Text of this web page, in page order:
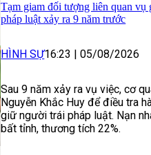
Tạm giam đối tượng liên quan
pháp luật xảy ra 9 năm trước
HÌNH SỰ16:23 05/08/2026
Sau 9 năm xảy ra vụ việc, cơ
Nguyễn Khắc Huy để điều tra
giữ người trái pháp luật. Nạn
bất tỉnh, thương tích 22%.